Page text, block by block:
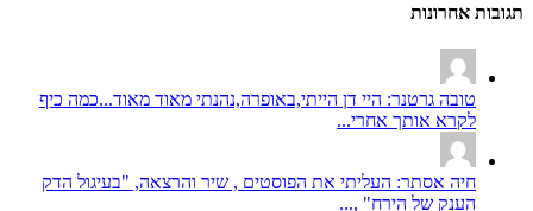
תגובות אחרונות
טובה גרטנר: היי דן הייתי,באופרה,נהנתי מאוד מאוד...כמה כיף
לקרא אותך אחרי...
חיה אסתר: העליתי את הפוסטים , שיר והרצאה, "בעיגול הדק
הענק של הירח" ,...